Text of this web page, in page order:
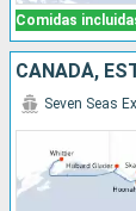
Comidas
CANADÁ,
Seven Seas